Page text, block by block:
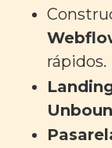
rápidos.